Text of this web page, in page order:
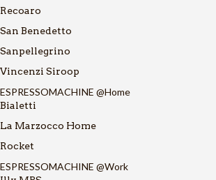
Recoaro
San Benedetto
Sanpellegrino
Vincenzi Siroop
ESPRESSOMACHINE @Home
Bialetti
La Marzocco Home
Rocket
ESPRESSOMACHINE @Work